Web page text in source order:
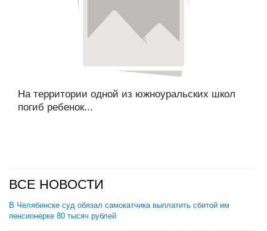
На территории одной из южноуральских школ
погиб ребенок...
ВСЕ НОВОСТИ
В Челябинске суд обязал самокатчика выплатить сбитой им
пенсионерке 80 тысяч рублей